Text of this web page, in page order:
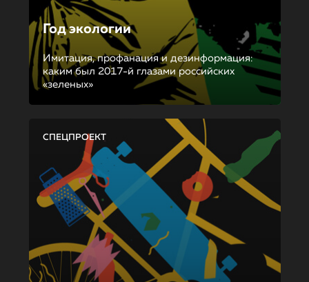
Год экологии
Имитация, профанация и дезинформация:
каким был 2017-й глазами российских
«зеленых»
СПЕЦПРОЕКТ